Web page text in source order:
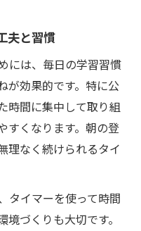
夫と習慣
には、毎日の学習習慣
が効果的です。特に公
時間に集中して取り組
すくなります。朝の登
理なく続けられるタイ
タイマーを使って時間
づくりも大切です。